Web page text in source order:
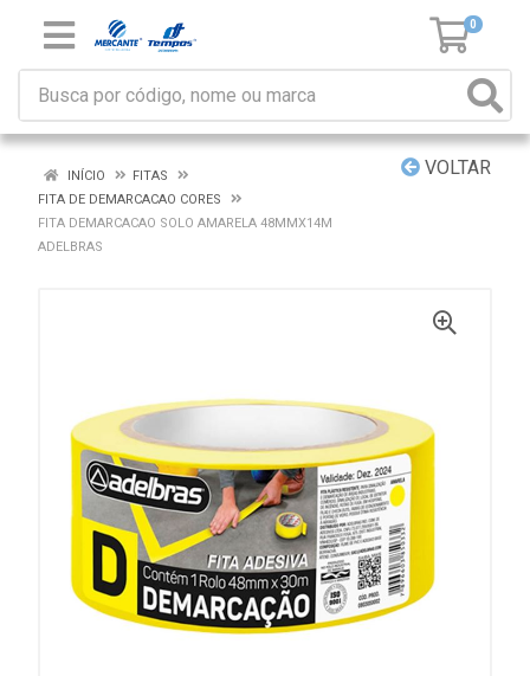
0
VOLTAR
INÍCIO
FITAS
FITA DE DEMARCACAO CORES
FITA DEMARCACAO SOLO AMARELA 48MMX14M
ADELBRAS